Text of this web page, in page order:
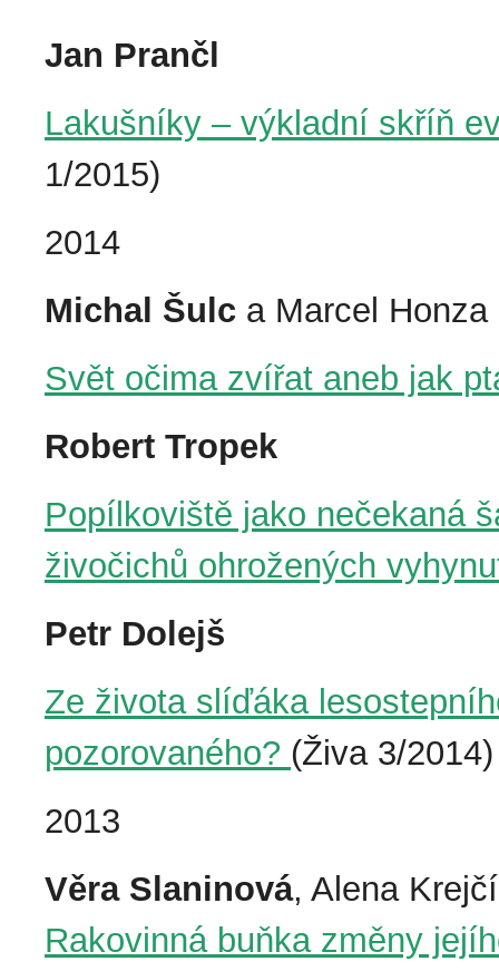
Jan Prančl
Lakušníky – výkladní skříň
1/2015)
2014
Michal Šulc a Marcel Honza
Svět očima zvířat aneb jak
Robert Tropek
Popílkoviště jako nečekaná
živočichů ohrožených
Petr Dolejš
Ze života slíďáka
pozorovaného? (Živa 3/2014)
2013
Věra Slaninová, Alena Krejčí
Rakovinná buňka změny